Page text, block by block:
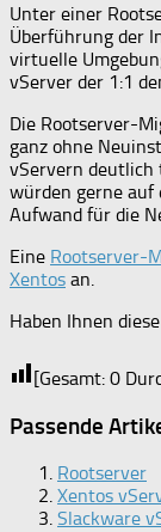
Unter einer
Überführung der
virtuelle
vServer der 1:1
Die Rootserver-
ganz ohne
vServern deutlich
würden gerne auf
Aufwand für die
Eine Rootserver-
Xentos an.
Haben Ihnen
[Gesamt: 0
Passende
Rootserver
Xentos
Slackware